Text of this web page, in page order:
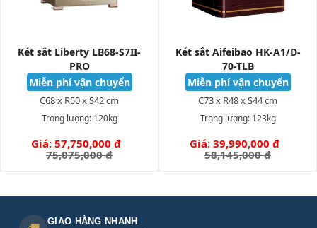
hàng nhanh COD toàn quốc.
miền Nam.
Phụ kiện Két sắt Liberty LB68-S7II-
PRO
2 chìa cơ dự phòng
Tài liệu hướng dẫn tiếng Việt
4 pin AA Alkaline (lắp sẵn)
Két sắt Liberty LB68-S7II-
PRO
Miễn phí vận chuyển
C68 x R50 x S42 cm
Trọng lượng:120kg
Giá: 57,750,000 đ
75,075,000 đ
GIỎ HÀNG
Két sắt Aifeibao HK-A1/D-
70-TLB
Miễn phí vận chuyển
C73 x R48 x S44 cm
Trọng lượng:123kg
Giá: 39,990,000 đ
58,145,000 đ
GIỎ HÀNG
GIAO HÀNG NHANH